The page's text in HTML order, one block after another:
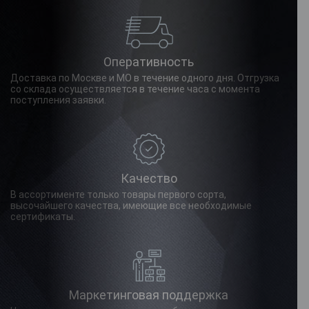
Оперативность
Доставка по Москве и МО в течение одного дня. Отгрузка
со склада осуществляется в течение часа с момента
поступления заявки.
Качество
В ассортименте только товары первого сорта,
высочайшего качества, имеющие все необходимые
сертификаты.
Маркетинговая поддержка